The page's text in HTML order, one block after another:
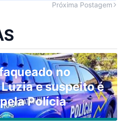
Próxima Postagem
no
e suspeito é
Polícia